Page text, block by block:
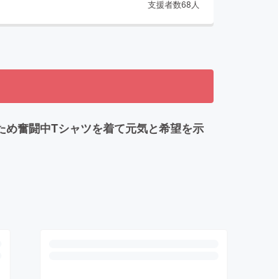
支援者数68 人
奮闘中Tシャツを着て元気と希望を示